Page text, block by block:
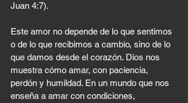
Juan 4:7).
Este amor no depende de lo que sentimos
o de lo que recibimos a cambio, sino de lo
que damos desde el corazón. Dios nos
muestra cómo amar, con paciencia,
perdón y humildad. En un mundo que nos
enseña a amar con condiciones,